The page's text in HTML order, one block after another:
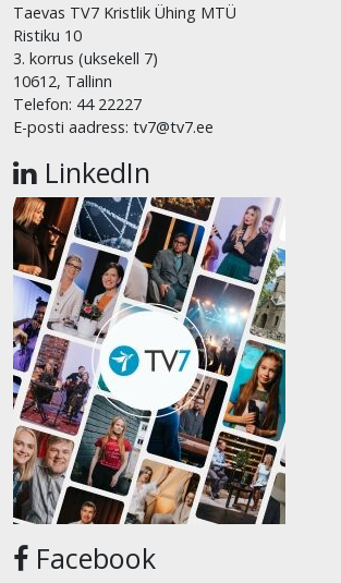
Taevas TV7 Kristlik Ühing MTÜ
Ristiku 10
3. korrus (uksekell 7)
10612, Tallinn
Telefon: 44 22227
E-posti aadress: tv7@tv7.ee
LinkedIn
Facebook